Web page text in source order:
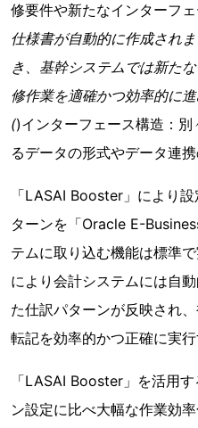
修要件や新たなインターフ
仕様書が自動的に作成され
き、基幹システムでは新た
修作業を適確かつ効率的に進
()インターフェース構造：
るデータの形式やデータ連
「LASAI Booster」により
ターンを「Oracle E-
テムに取り込む機能は標準
により会計システムには自
た仕訳パターンが反映され
転記を効率的かつ正確に実
「LASAI Booster」を活用
ン設定に比べ大幅な作業効